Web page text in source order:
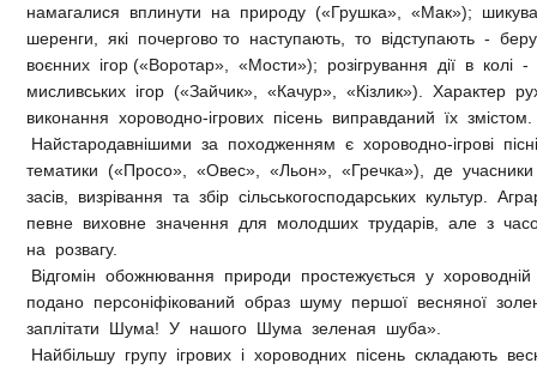
намагалися вплинути на природу («Грушка», «Мак»);
шеренги, які почергово то наступають, то відступають -
воєнних ігор («Воротар», «Мости»); розігрування дії в колі
мисливських ігор («Зайчик», «Качур», «Кізлик»). Характер
виконання хороводно-ігрових пісень виправданий їх змістом.
Найстародавнішими за походженням є хороводно-ігрові
тематики («Просо», «Овес», «Льон», «Гречка»), де учасники
засів, визрівання та збір сільськогосподарських культур.
певне виховне значення для молодших трударів, але з
на розвагу.
Відгомін обожнювання природи простежується у
подано персоніфікований образ шуму першої весняної
заплітати Шума! У нашого Шума зеленая шуба».
Найбільшу групу ігрових і хороводних пісень складають